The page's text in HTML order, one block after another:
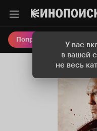
У вас
в вашей
не весь
Попробовать Плюс